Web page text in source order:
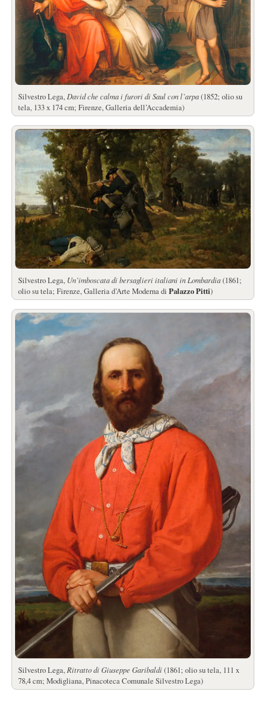
Silvestro Lega, David che calma i furori di Saul con l’arpa(1852; olio su
tela, 133 x 174 cm; Firenze, Galleria dell’Accademia)
Silvestro Lega, Un’imboscata di bersaglieri italiani in Lombardia(1861;
olio su tela; Firenze, Galleria d’Arte Moderna di Palazzo Pitti)
Silvestro Lega, Ritratto di Giuseppe Garibaldi(1861; olio su tela, 111 x
78,4 cm; Modigliana, Pinacoteca Comunale Silvestro Lega)